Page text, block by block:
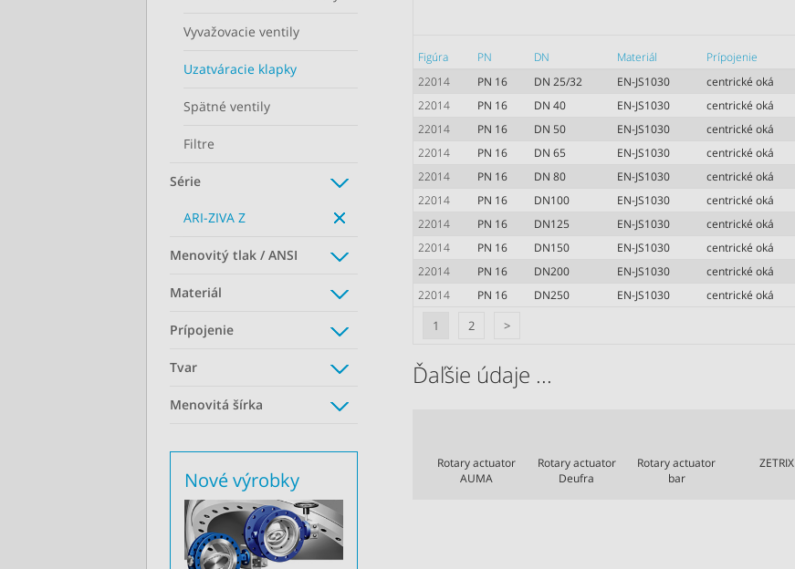
Figúra PN DN Materiál Prípojenie
1 2 >
22014 PN 16 DN 25/32 EN-JS1030 centrické oká
22014 PN 16 DN 40 EN-JS1030 centrické oká
22014 PN 16 DN 50 EN-JS1030 centrické oká
22014 PN 16 DN 65 EN-JS1030 centrické oká
22014 PN 16 DN 80 EN-JS1030 centrické oká
22014 PN 16 DN100 EN-JS1030 centrické oká
22014 PN 16 DN125 EN-JS1030 centrické oká
22014 PN 16 DN150 EN-JS1030 centrické oká
22014 PN 16 DN200 EN-JS1030 centrické oká
22014 PN 16 DN250 EN-JS1030 centrické oká
Ďaľšie údaje ...
Rotary actuator
AUMA
Rotary actuator
Deufra
Rotary actuator
bar
ZETRIX
Vyvažovacie ventily
Uzatváracie klapky
Spätné ventily
Filtre
Série
ARI-ZIVA Z
Menovitý tlak / ANSI
Materiál
Prípojenie
Tvar
Menovitá šírka
Nové výrobky